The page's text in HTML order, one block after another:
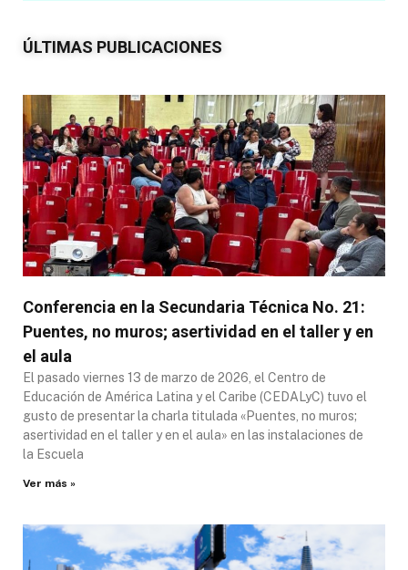
ÚLTIMAS PUBLICACIONES
Conferencia en la Secundaria Técnica No. 21:
Puentes, no muros; asertividad en el taller y en
el aula
El pasado viernes 13 de marzo de 2026, el Centro de
Educación de América Latina y el Caribe (CEDALyC) tuvo el
gusto de presentar la charla titulada «Puentes, no muros;
asertividad en el taller y en el aula» en las instalaciones de
la Escuela
Ver más »